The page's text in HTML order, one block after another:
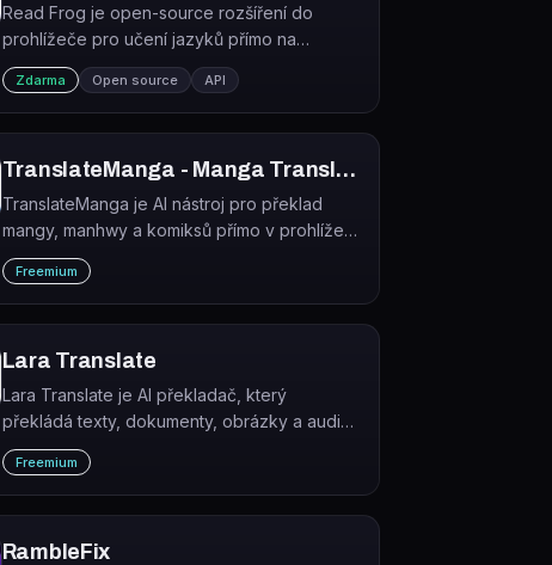
Read Frog je open-source rozšíření do
prohlížeče pro učení jazyků přímo na
webových stránkách, YouTube a v e-knihách
pomocí AI.
Zdarma Open source API
TranslateManga - Manga Translator & Manga Tracker
TranslateManga je AI nástroj pro překlad
mangy, manhwy a komiksů přímo v prohlížeči
v reálném čase s podporou více než 100
jazyků.
Freemium
Lara Translate
Lara Translate je AI překladač, který
překládá texty, dokumenty, obrázky a audio
soubory do více než 200 jazyků s
kontextovým porozuměním.
Freemium
RambleFix